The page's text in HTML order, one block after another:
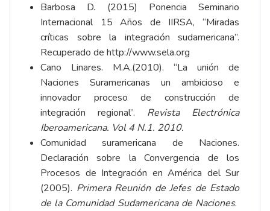
Barbosa D. (2015) Ponencia Seminario
Internacional 15 Años de IIRSA, “Miradas
críticas sobre la integración sudamericana”.
Recuperado de http://www.sela.org
Cano Linares. M.A.(2010). “La unión de
Naciones Suramericanas un ambicioso e
innovador proceso de construcción de
integración regional”. Revista Electrónica
Iberoamericana. Vol 4 N.1. 2010.
Comunidad suramericana de Naciones.
Declaración sobre la Convergencia de los
Procesos de Integración en América del Sur
(2005). Primera Reunión de Jefes de Estado
de la Comunidad Sudamericana de Naciones.